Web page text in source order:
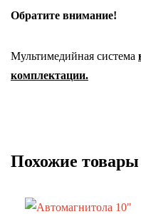
Обратите внимание!
Мультимедийная система
комплектации.
Похожие товары